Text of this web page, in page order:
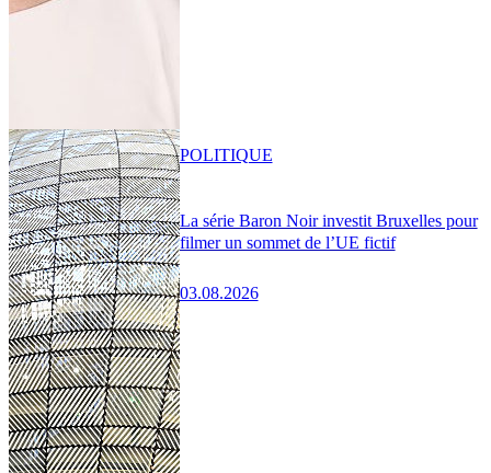
La série Baron Noir investit Bruxelles pour
filmer un sommet de l’UE fictif
03.08.2026
POLITIQUE